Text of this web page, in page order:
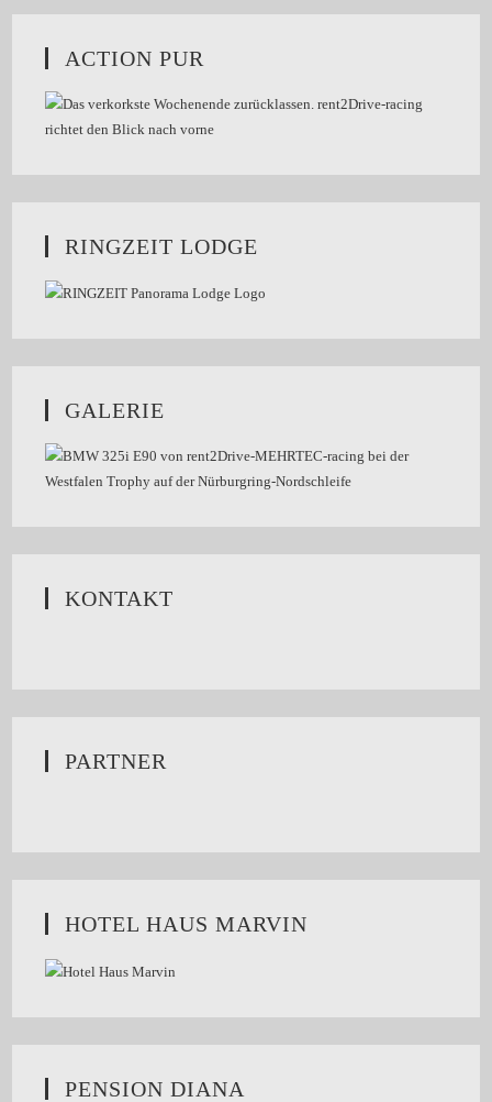
ACTION PUR
RINGZEIT LODGE
GALERIE
KONTAKT
PARTNER
HOTEL HAUS MARVIN
PENSION DIANA